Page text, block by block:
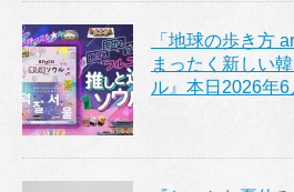
「地球の歩き方
まったく新しい
ル』本日2026年6